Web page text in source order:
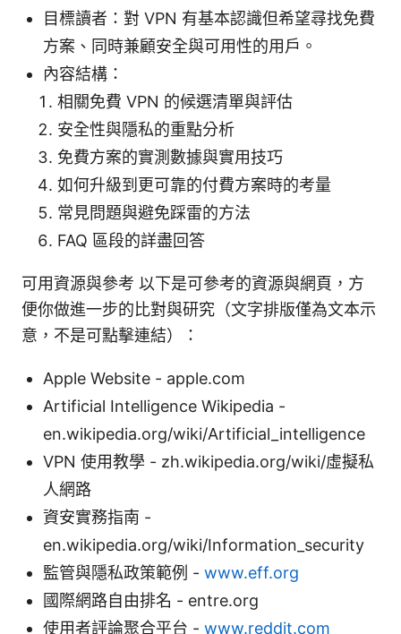
目標讀者：對 VPN 有基本認識但希望尋找免費
方案、同時兼顧安全與可用性的用戶。
內容結構：
相關免費 VPN 的候選清單與評估
安全性與隱私的重點分析
免費方案的實測數據與實用技巧
如何升級到更可靠的付費方案時的考量
常見問題與避免踩雷的方法
FAQ 區段的詳盡回答
可用資源與參考 以下是可參考的資源與網頁，方
便你做進一步的比對與研究（文字排版僅為文本示
意，不是可點擊連結）：
Apple Website - apple.com
Artificial Intelligence Wikipedia -
en.wikipedia.org/wiki/Artificial_intelligence
VPN 使用教學 - zh.wikipedia.org/wiki/虛擬私
人網路
資安實務指南 -
en.wikipedia.org/wiki/Information_security
監管與隱私政策範例 - www.eff.org
國際網路自由排名 - entre.org
使用者評論聚合平台 - www.reddit.com